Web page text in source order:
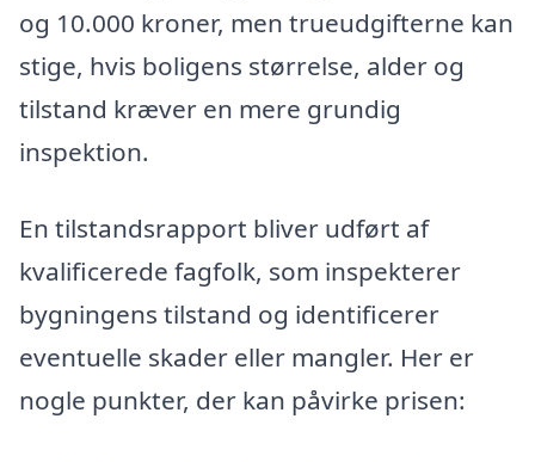
og 10.000 kroner, men trueudgifterne kan
stige, hvis boligens størrelse, alder og
tilstand kræver en mere grundig
inspektion.
En tilstandsrapport bliver udført af
kvalificerede fagfolk, som inspekterer
bygningens tilstand og identificerer
eventuelle skader eller mangler. Her er
nogle punkter, der kan påvirke prisen: